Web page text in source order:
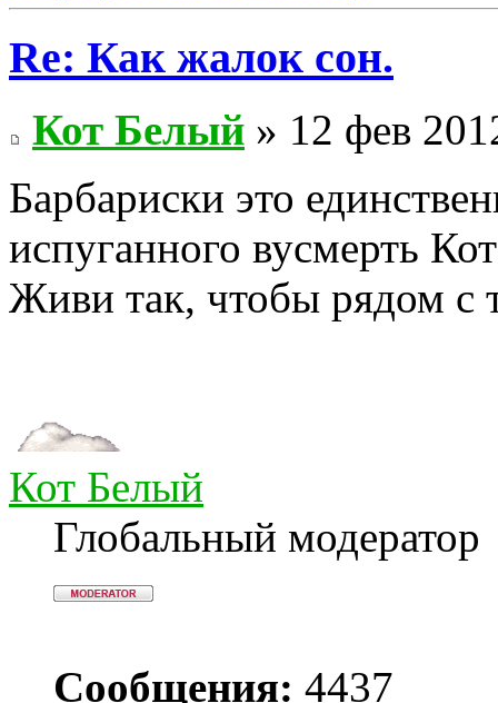
Re: Как жалок сон.
Кот Белый » 12 фев
Барбариски это
испуганного вусмерть
Живи так, чтобы рядом с
Кот Белый
Глобальный модератор
Сообщения: 4437